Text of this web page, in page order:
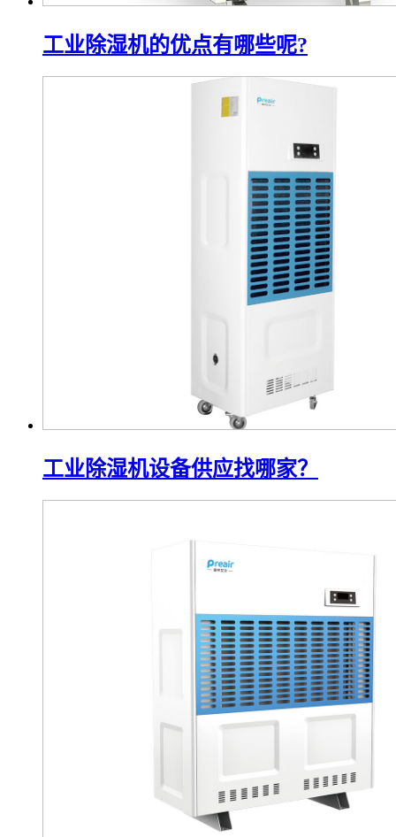
工业除湿机的优点有哪些呢?
工业除湿机设备供应找哪家？